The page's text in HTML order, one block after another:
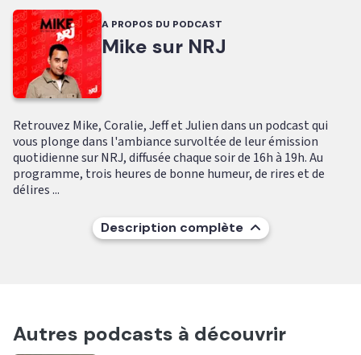
A PROPOS DU PODCAST
Mike sur NRJ
Retrouvez Mike, Coralie, Jeff et Julien dans un podcast qui
vous plonge dans l'ambiance survoltée de leur émission
quotidienne sur NRJ, diffusée chaque soir de 16h à 19h. Au
programme, trois heures de bonne humeur, de rires et de
délires ...
Description complète
Autres podcasts à découvrir